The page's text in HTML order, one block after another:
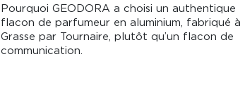
Pourquoi GEODORA a choisi un authentique
flacon de parfumeur en aluminium, fabriqué à
Grasse par Tournaire, plutôt qu’un flacon de
communication.